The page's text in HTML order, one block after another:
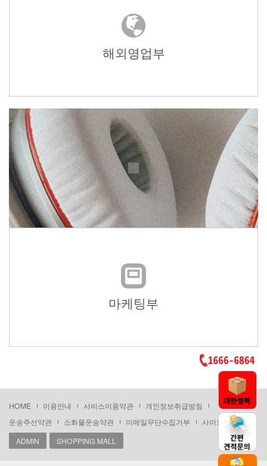
해외영업부
마케팅부
HOME 이용안내 서비스이용약관
개인정보취급방침
운송주선약관
소화물운송약관 이메일무단수집거부
사이트맵
ADMIN
SHOPPING MALL